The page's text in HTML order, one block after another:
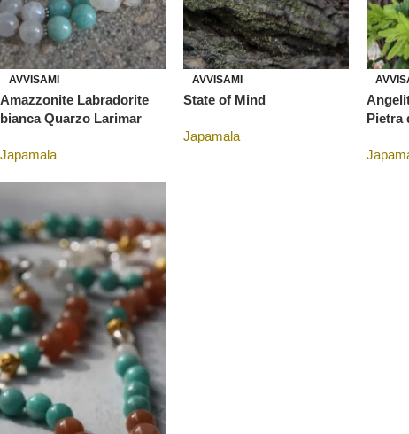
AVVISAMI
Amazzonite Labradorite
bianca Quarzo Larimar
Japamala
AVVISAMI
State of Mind
Japamala
Pietra